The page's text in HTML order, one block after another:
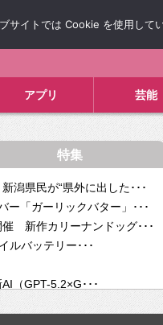
アプリ 芸能
特集
潟県民が“県外に出した･･･
ー「ガーリックバター」･･･
催 新作カリーナンドッグ･･･
ルバッテリー･･･
（GPT-5.2×G･･･
Ultra･･･
サイトでは Cookie を使用し